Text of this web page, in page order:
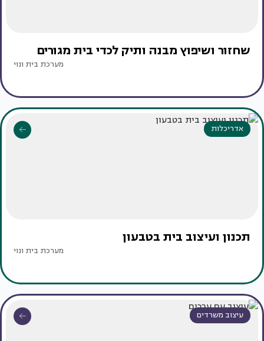
שחזור ושיפוץ מבנה ותיק לכדי בית מגורים
מערכת בית ונוי
אדריכלות
תכנון ועיצוב בית בטבעון
מערכת בית ונוי
עיצוב משרדים